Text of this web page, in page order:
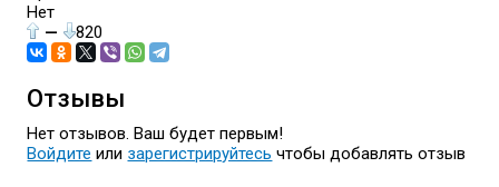
Нет
—
820
Отзывы
Нет отзывов. Ваш будет первым!
Войдите или зарегистрируйтесь чтобы добавлять отзыв